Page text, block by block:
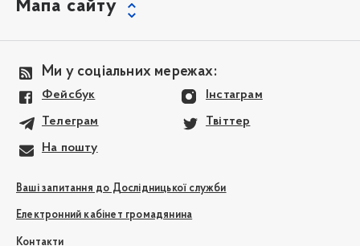
Мапа сайту
Ми у соціальних мережах:
Фейсбук Інстаграм
Телеграм Твіттер
На пошту
Ваші запитання до Дослідницької служби
Електронний кабінет громадянина
Контакти